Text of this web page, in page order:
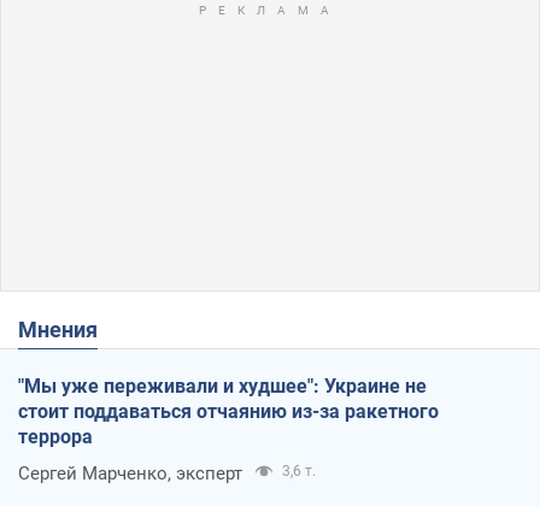
Мнения
"Мы уже переживали и худшее": Украине не
стоит поддаваться отчаянию из-за ракетного
террора
Сергей Марченко, эксперт 3,6 т.